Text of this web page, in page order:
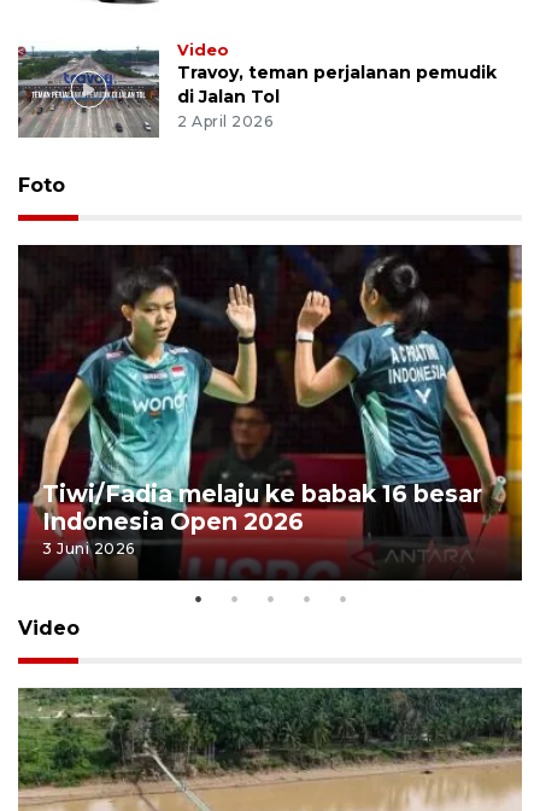
Video
Travoy, teman perjalanan pemudik
di Jalan Tol
2 April 2026
Foto
Tiwi/Fadia melaju ke babak 16 besar
Indonesia Open 2026
3 Juni 2026
Video